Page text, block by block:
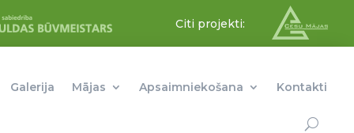
Citi projekti:
Galerija Mājas Apsaimniekošana Kontakti